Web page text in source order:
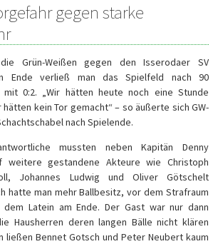
gegen starke
Grün-Weißen gegen den Isserodaer SV
Ende verließ man das Spielfeld nach 90
mit 0:2. „Wir hätten heute noch eine Stunde
kein Tor gemacht“ – so äußerte sich GW-
nach Spielende.
mussten neben Kapitän Denny
weitere gestandene Akteure wie Christoph
Johannes Ludwig und Oliver Götschelt
hatte man mehr Ballbesitz, vor dem Strafraum
Latein am Ende. Der Gast war nur dann
Hausherren deren langen Bälle nicht klären
ließen Bennet Gotsch und Peter Neubert kaum